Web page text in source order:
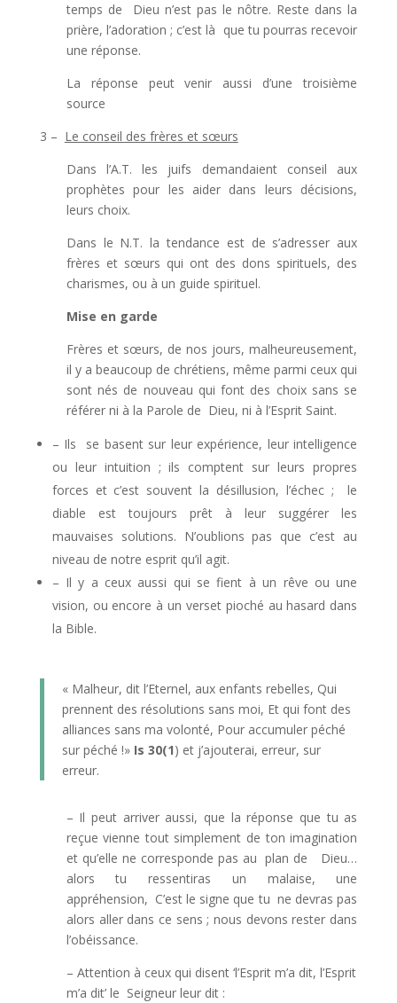
temps de Dieu n’est pas le nôtre. Reste dans la
prière, l’adoration ; c’est là que tu pourras recevoir
une réponse.
La réponse peut venir aussi d’une troisième
source
3 – Le conseil des frères et sœurs
Dans l’A.T. les juifs demandaient conseil aux
prophètes pour les aider dans leurs décisions,
leurs choix.
Dans le N.T. la tendance est de s’adresser aux
frères et sœurs qui ont des dons spirituels, des
charismes, ou à un guide spirituel.
Mise en garde
Frères et sœurs, de nos jours, malheureusement,
il y a beaucoup de chrétiens, même parmi ceux qui
sont nés de nouveau qui font des choix sans se
référer ni à la Parole de Dieu, ni à l’Esprit Saint.
– Ils se basent sur leur expérience, leur intelligence
ou leur intuition ; ils comptent sur leurs propres
forces et c’est souvent la désillusion, l’échec ; le
diable est toujours prêt à leur suggérer les
mauvaises solutions. N’oublions pas que c’est au
niveau de notre esprit qu’il agit.
– Il y a ceux aussi qui se fient à un rêve ou une
vision, ou encore à un verset pioché au hasard dans
la Bible.
« Malheur, dit l’Eternel, aux enfants rebelles, Qui
prennent des résolutions sans moi, Et qui font des
alliances sans ma volonté, Pour accumuler péché
sur péché !» Is 30(1) et j’ajouterai, erreur, sur
erreur.
– Il peut arriver aussi, que la réponse que tu as
reçue vienne tout simplement de ton imagination
et qu’elle ne corresponde pas au plan de Dieu…
alors tu ressentiras un malaise, une
appréhension, C’est le signe que tu ne devras pas
alors aller dans ce sens ; nous devons rester dans
l’obéissance.
– Attention à ceux qui disent ‘l’Esprit m’a dit, l’Esprit
m’a dit’ le Seigneur leur dit :